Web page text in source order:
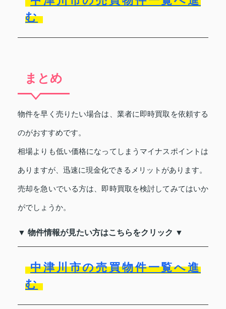
む
まとめ
物件を早く売りたい場合は、業者に即時買取を依頼する
のがおすすめです。
相場よりも低い価格になってしまうマイナスポイントは
ありますが、迅速に現金化できるメリットがあります。
売却を急いでいる方は、即時買取を検討してみてはいか
がでしょうか。
▼ 物件情報が見たい方はこちらをクリック ▼
中津川市の売買物件一覧へ進
む